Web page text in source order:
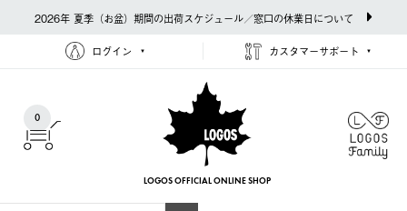
2026年 夏季（お盆）期間の出荷スケジュール／窓口の休業日について
ログイン カスタマーサポート
0
LOGOS OFFICIAL ONLINE SHOP